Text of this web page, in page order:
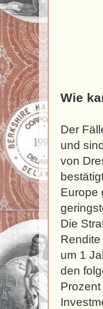
Wie
Der
und
von
Europe
Die
um 1
den